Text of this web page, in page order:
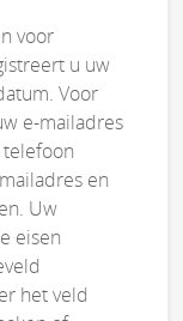
voor
u uw
Voor
e-mailadres
en
Uw
eisen
het veld